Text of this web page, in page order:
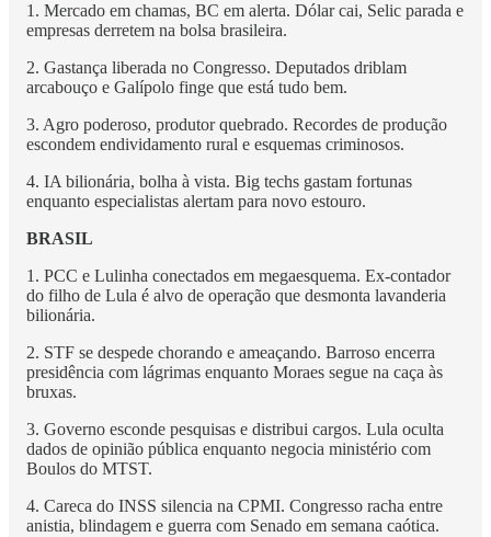
1. Mercado em chamas, BC em alerta. Dólar cai, Selic parada e
empresas derretem na bolsa brasileira.
2. Gastança liberada no Congresso. Deputados driblam
arcabouço e Galípolo finge que está tudo bem.
3. Agro poderoso, produtor quebrado. Recordes de produção
escondem endividamento rural e esquemas criminosos.
4. IA bilionária, bolha à vista. Big techs gastam fortunas
enquanto especialistas alertam para novo estouro.
BRASIL
1. PCC e Lulinha conectados em megaesquema. Ex-contador
do filho de Lula é alvo de operação que desmonta lavanderia
bilionária.
2. STF se despede chorando e ameaçando. Barroso encerra
presidência com lágrimas enquanto Moraes segue na caça às
bruxas.
3. Governo esconde pesquisas e distribui cargos. Lula oculta
dados de opinião pública enquanto negocia ministério com
Boulos do MTST.
4. Careca do INSS silencia na CPMI. Congresso racha entre
anistia, blindagem e guerra com Senado em semana caótica.